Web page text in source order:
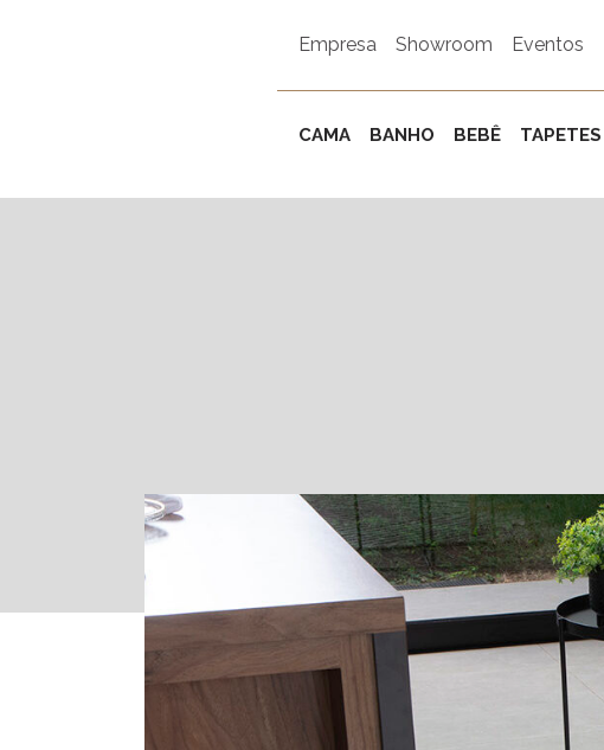
Empresa Showroom Eventos
CAMA BANHO BEBÊ TAPETES